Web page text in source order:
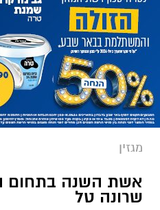
מגזין
שרונה טל